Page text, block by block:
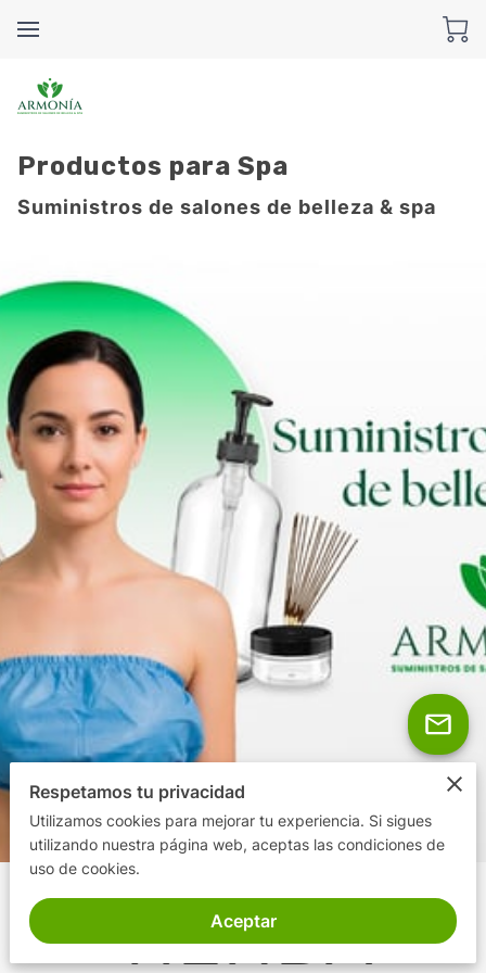
Productos para Spa
Suministros de salones de belleza & spa
TIENDA
Respetamos tu privacidad
Utilizamos cookies para mejorar tu experiencia. Si sigues
utilizando nuestra página web, aceptas las condiciones de
uso de cookies.
Aceptar